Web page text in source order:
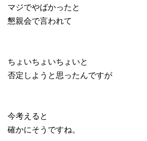
マジでやばかったと
懇親会で言われて
ちょいちょいちょいと
否定しようと思ったんですが
今考えると
確かにそうですね。